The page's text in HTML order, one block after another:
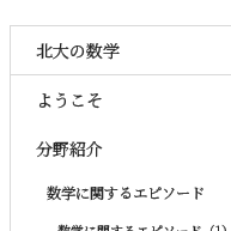
北大の数学
ようこそ
分野紹介
数学に関するエピソード